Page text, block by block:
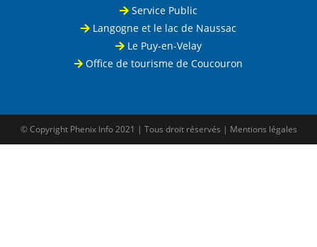
Service Public
Langogne et le lac de Naussac
Le Puy-en-Velay
Office de tourisme de Coucouron
© Copyright Phenix Info2021 | Tous droit réservés | Mentions légales